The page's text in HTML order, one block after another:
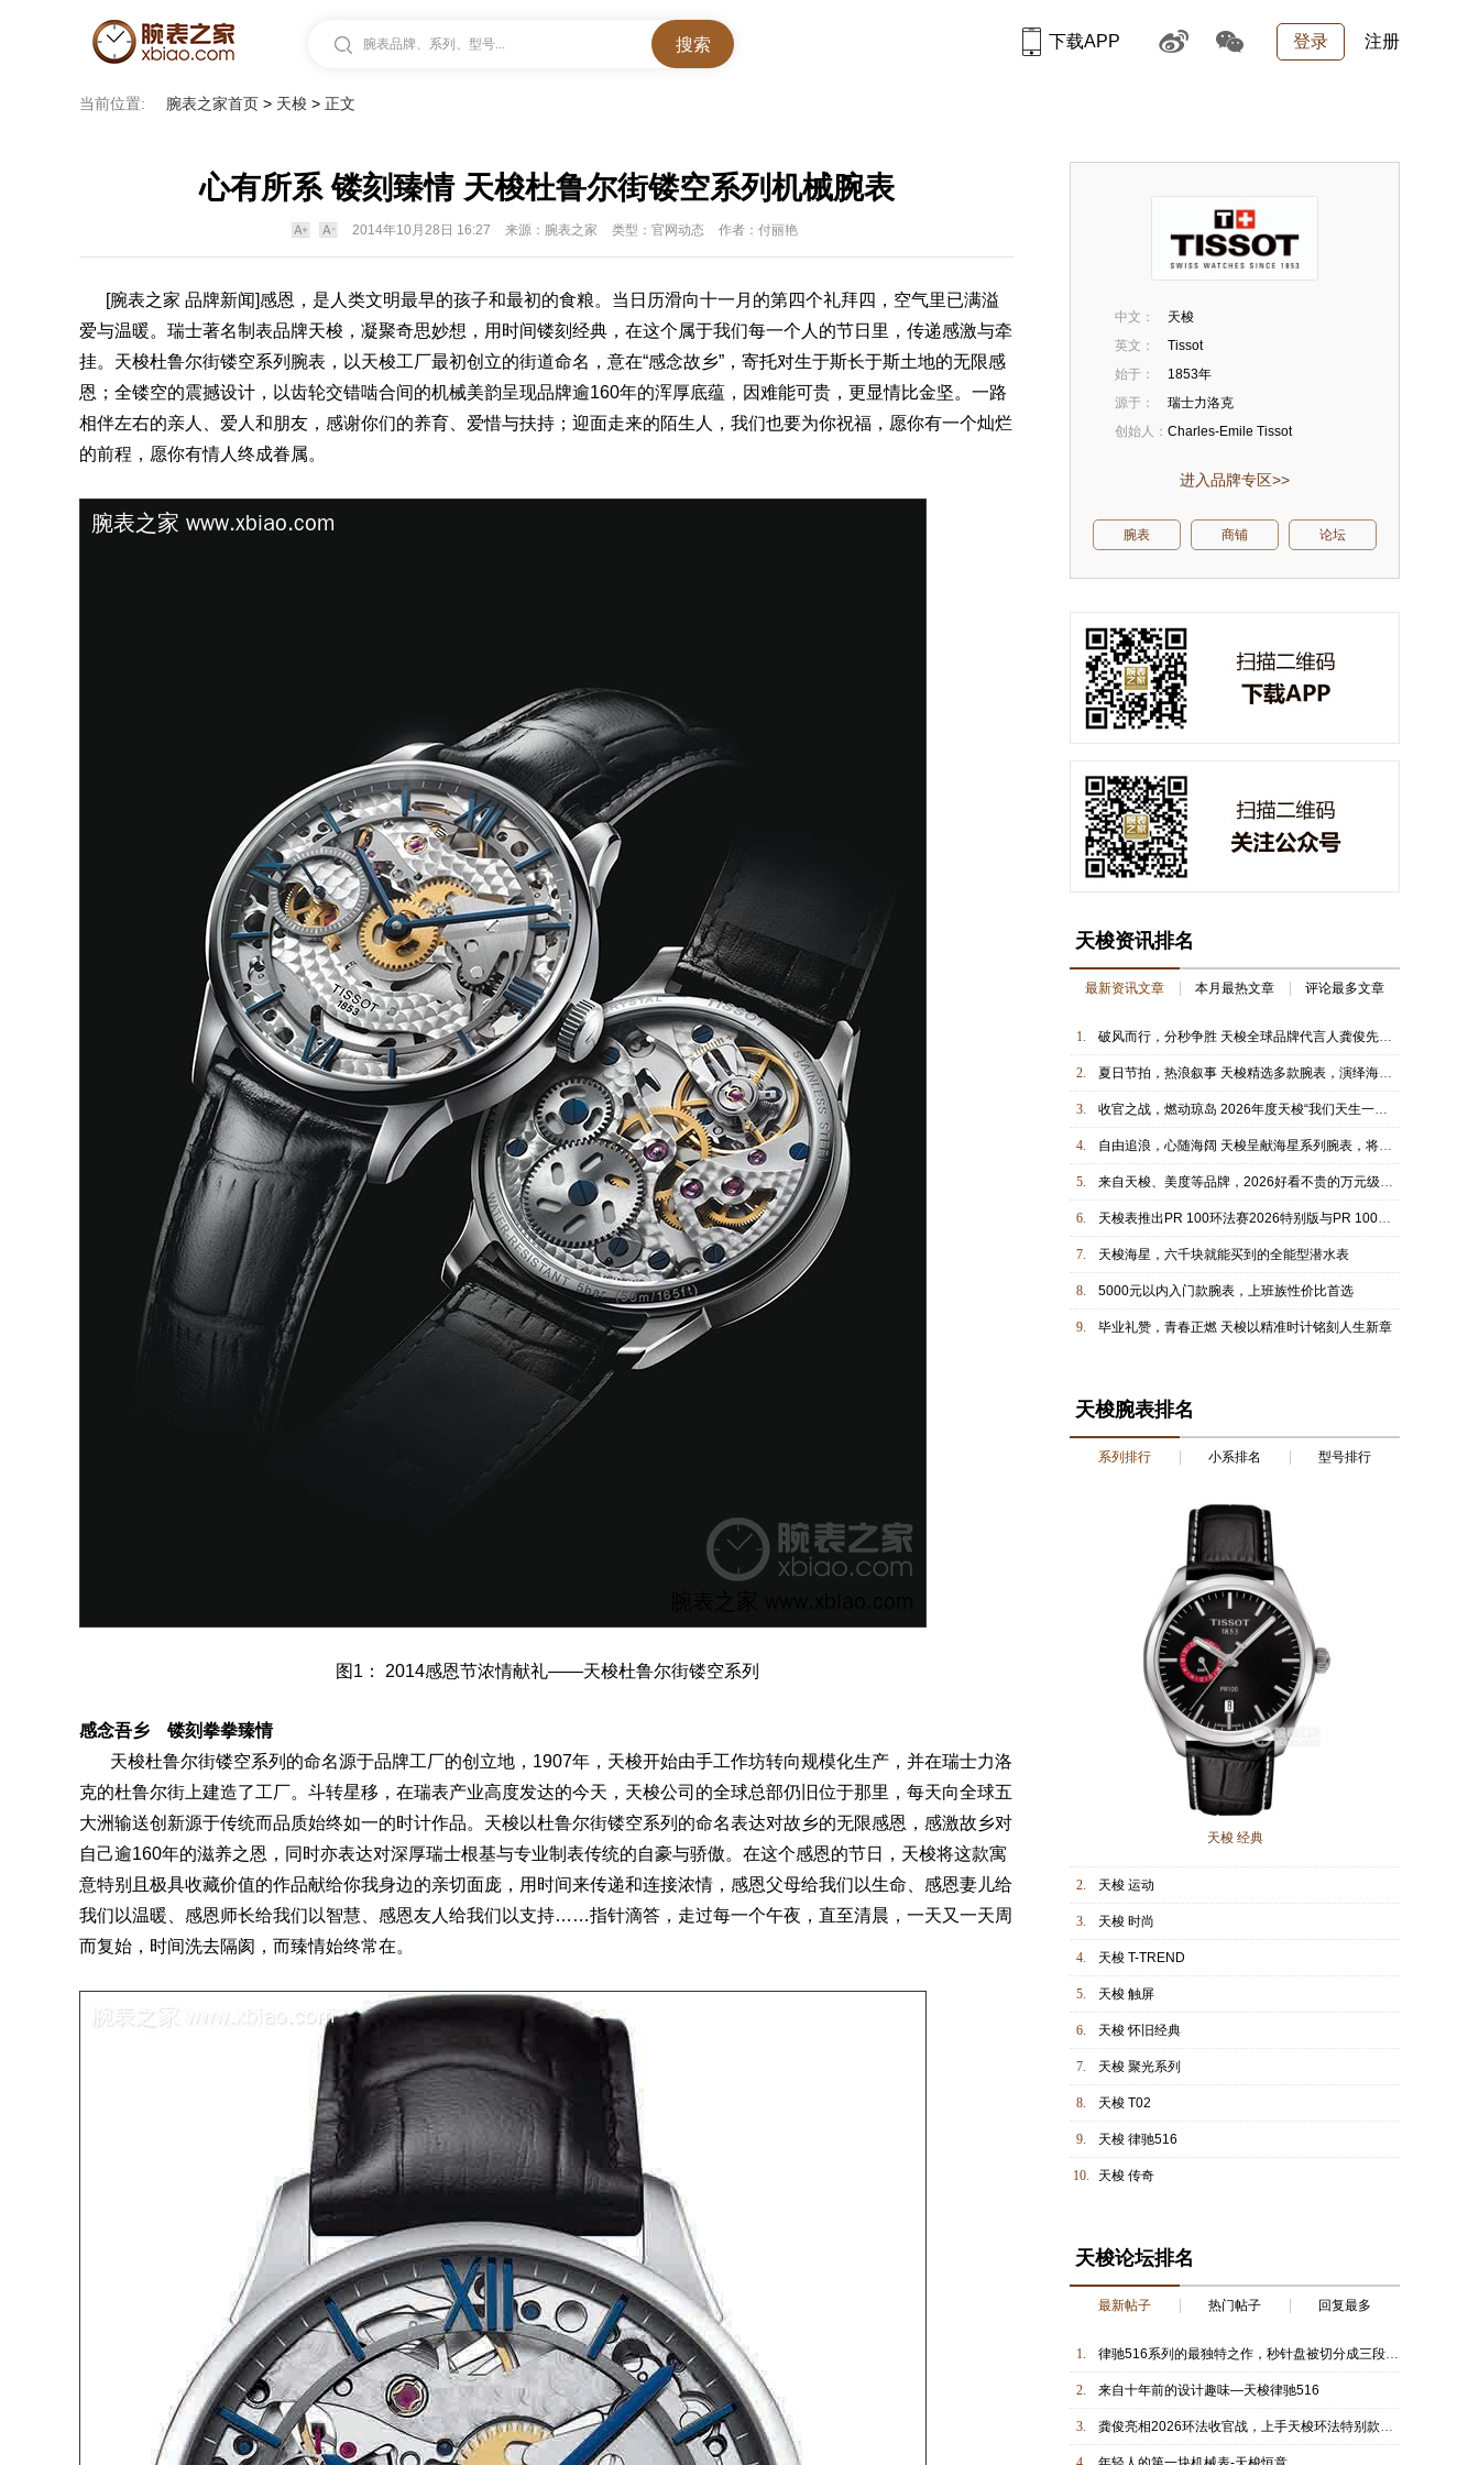
腕表品牌、系列、型号... 登录 注册
下载APP
当前位置: 腕表之家首页 > 天梭 > 正文
心有所系 镂刻臻情 天梭杜鲁尔街镂空系列机械腕表
2014年10月28日 16:27 来源：腕表之家 类型：官网动态 作者：付丽艳
[腕表之家 品牌新闻]感恩，是人类文明最早的孩子和最初的食粮。当日历滑向十一月的第四个礼拜四，空气里已满溢
爱与温暖。瑞士著名制 表品牌天梭 ，凝聚奇思妙想，用时间镂刻经典，在这个属于我们每一个人的节日里，传递感激与牵
挂。天梭杜鲁尔街镂空系列 腕表 ，以天梭工厂最初创立的街道命名，意在“感念故乡”，寄托对生于斯长于斯土地的无限感
恩；全镂空的震撼设计，以齿轮交错啮合间的机械美韵呈现品牌逾160年的浑厚底蕴，因难能可贵，更显情比金坚。一路
相伴左右的亲人、爱人和朋友，感谢你们的养育、爱惜与扶持；迎面走来的陌生人，我们也要为你祝福，愿你有一个灿烂
的前程，愿你有情人终成眷属。
图1： 2014感恩节浓情献礼——天梭杜鲁尔街镂空系列
感念吾乡 镂刻拳拳臻情
天梭杜鲁尔街镂空系列的命名源于品牌工厂的创立地，1907年，天梭开始由手工作坊转向规模化生产，并在瑞士力洛
克的杜鲁尔街上建造了工厂。斗转星移，在瑞表产业高度发达的今天，天梭公司的全球总部仍旧位于那里，每天向全球五
大洲输送创新源于传统而品质始终如一的时计作品。天梭以杜鲁尔街镂空系列的命名表达对故乡的无限感恩，感激故乡对
自己逾160年的滋养之恩，同时亦表达对深厚瑞士根基与专业制表传统的自豪与骄傲。在这个感恩的节日，天梭将这款寓
意特别且极具收藏价值的作品献给你我身边的亲切面庞，用时间来传递和连接浓情，感恩父母给我们以生命、感恩妻儿给
我们以温暖、感恩师长给我们以智慧、感恩友人给我们以支持……指针滴答，走过每一个午夜，直至清晨，一天又一天周
而复始，时间洗去隔阂，而臻情始终常在。
中文：
天梭
英文：
Tissot
始于：
1853年
源于：
瑞士力洛克
创始人： Charles-Emile Tissot
进入品牌专区>>
腕表 商铺 论坛
天梭资讯排名
最新资讯文章 本月最热文章 评论最多文章
1. 破风而行，分秒争胜 天梭全球品牌代言人龚俊先生观战环法自行车赛决赛，共庆冠军时刻
2. 夏日节拍，热浪叙事 天梭精选多款腕表，演绎海岸线上的动感韵律
3. 收官之战，燃动琼岛 2026年度天梭“我们天生一队”城市骑行活动于三亚圆满落幕，载誉而归
4. 自由追浪，心随海阔 天梭呈献海星系列腕表，将夏日的美好记忆收于腕间
5. 来自天梭、美度等品牌，2026好看不贵的万元级新表
6. 天梭表推出PR 100环法赛2026特别版与PR 100自行车版腕表， 续写骑乘合作篇章
7. 天梭海星，六千块就能买到的全能型潜水表
8. 5000元以内入门款腕表，上班族性价比首选
9. 毕业礼赞，青春正燃 天梭以精准时计铭刻人生新章
天梭腕表排名
系列排行 小系排名 型号排行
天梭 经典
2. 天梭 运动
3. 天梭 时尚
4. 天梭 T-TREND
5. 天梭 触屏
6. 天梭 怀旧经典
7. 天梭 聚光系列
8. 天梭 T02
9. 天梭 律驰516
10. 天梭 传奇
天梭论坛排名
最新帖子 热门帖子 回复最多
1. 律驰516系列的最独特之作，秒针盘被切分成三段的设计着实有趣
2. 来自十年前的设计趣味—天梭律驰516
3. 龚俊亮相2026环法收官战，上手天梭环法特别款腕表